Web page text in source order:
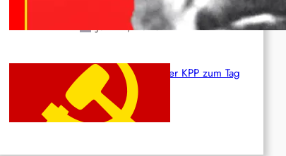
Juni 19, 2026
Beschluss des ZK der KPP zum Tag
des Heldentums
Juni 19, 2026